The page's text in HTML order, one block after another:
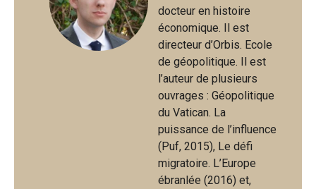
docteur en histoire
économique. Il est
directeur d’Orbis. Ecole
de géopolitique. Il est
l’auteur de plusieurs
ouvrages : Géopolitique
du Vatican. La
puissance de l’influence
(Puf, 2015), Le défi
migratoire. L’Europe
ébranlée (2016) et,